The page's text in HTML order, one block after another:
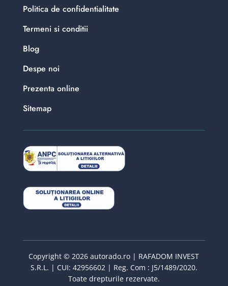
Politica de confidentialitate
Termeni si conditii
Blog
Despe noi
Prezenta online
Sitemap
Copyright © 2026 autorado.ro | RAFADOM INVEST
S.R.L. | CUI: 42956602 | Reg. Com : J5/1489/2020.
Toate drepturile rezervate.